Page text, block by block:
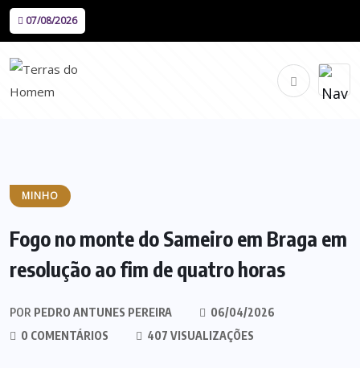
07/08/2026
MINHO
Fogo no monte do Sameiro em Braga em
resolução ao fim de quatro horas
POR PEDRO ANTUNES PEREIRA
06/04/2026
0 COMENTÁRIOS
407 VISUALIZAÇÕES